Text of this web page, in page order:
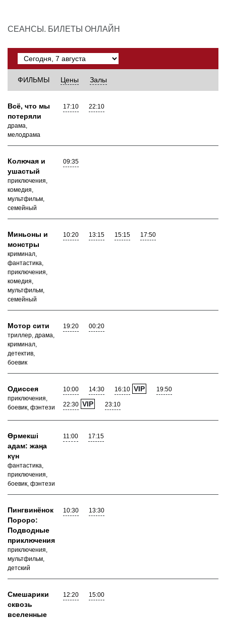
СЕАНСЫ. БИЛЕТЫ ОНЛАЙН
ФИЛЬМЫ Цены Залы
Всё, что мы
потеряли
драма,
мелодрама
17:10 22:10
Колючая и
ушастый
приключения,
комедия,
мультфильм,
семейный
09:35
Миньоны и
монстры
криминал,
фантастика,
приключения,
комедия,
мультфильм,
семейный
10:20 13:15 15:15 17:50
Мотор сити
триллер, драма,
криминал,
детектив,
боевик
19:20 00:20
Одиссея
приключения,
боевик, фэнтези
10:00 14:30 16:10 VIP 19:50
22:30 VIP 23:10
Өрмекші
адам: жаңа
күн
фантастика,
приключения,
боевик, фэнтези
11:00 17:15
Пингвинёнок
Пороро:
Подводные
приключения
приключения,
мультфильм,
детский
10:30 13:30
Смешарики
сквозь
вселенные
12:20 15:00